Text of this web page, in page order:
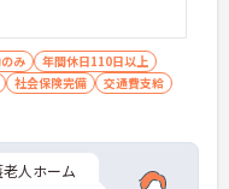
み
年間休日110日以上
社会保険完備
交通費支給
人ホーム